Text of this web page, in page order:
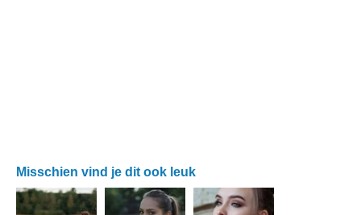
Misschien vind je dit ook leuk